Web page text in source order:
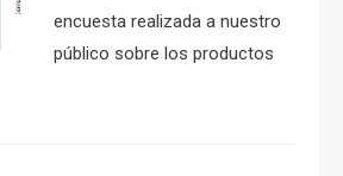
encuesta realizada a nuestro
público sobre los productos